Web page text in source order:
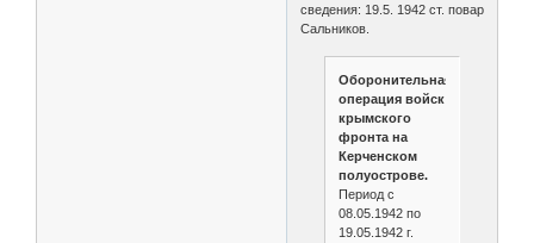
сведения: 19.5. 1942 ст. повар
Сальников.
Оборонительная
операция войск
крымского
фронта на
Керченском
полуострове.
Период с
08.05.1942 по
19.05.1942 г.